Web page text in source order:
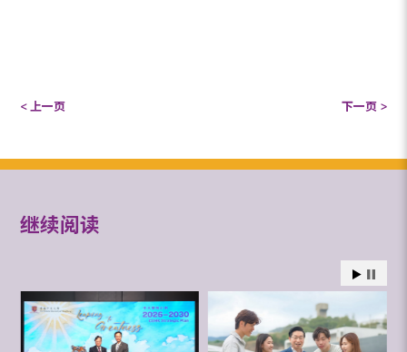
< 上一页 下一页 >
继续阅读